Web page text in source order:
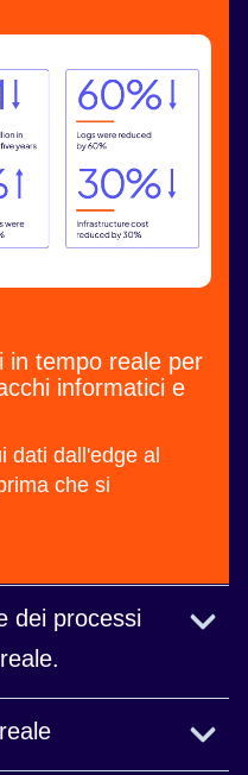
in tempo reale per
informatici e
dati dall'edge al
che si
dei processi
e gli eventi agli